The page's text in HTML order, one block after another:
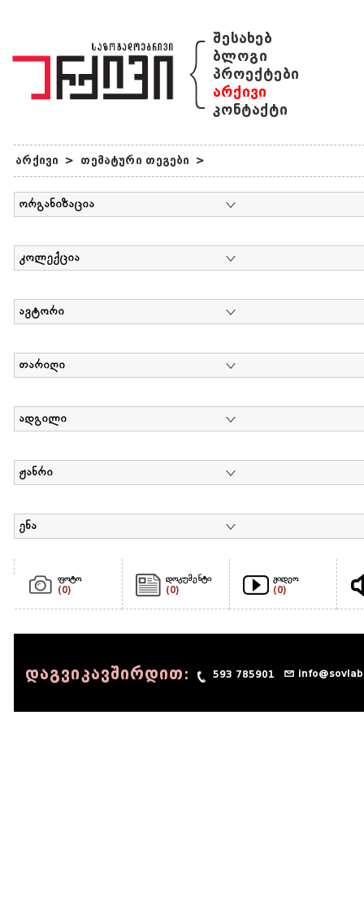
{ შესახებ
ბლოგი
პროექტები
არქივი
კონტაქტი
არქივი > თემატური თეგები >
ორგანიზაცია
კოლექცია
ავტორი
თარიღი
ადგილი
ჟანრი
ენა
ფოტო
(0)
დოკუმენტი
(0)
ვიდეო
(0)
დაგვიკავშირდით: 593 785901